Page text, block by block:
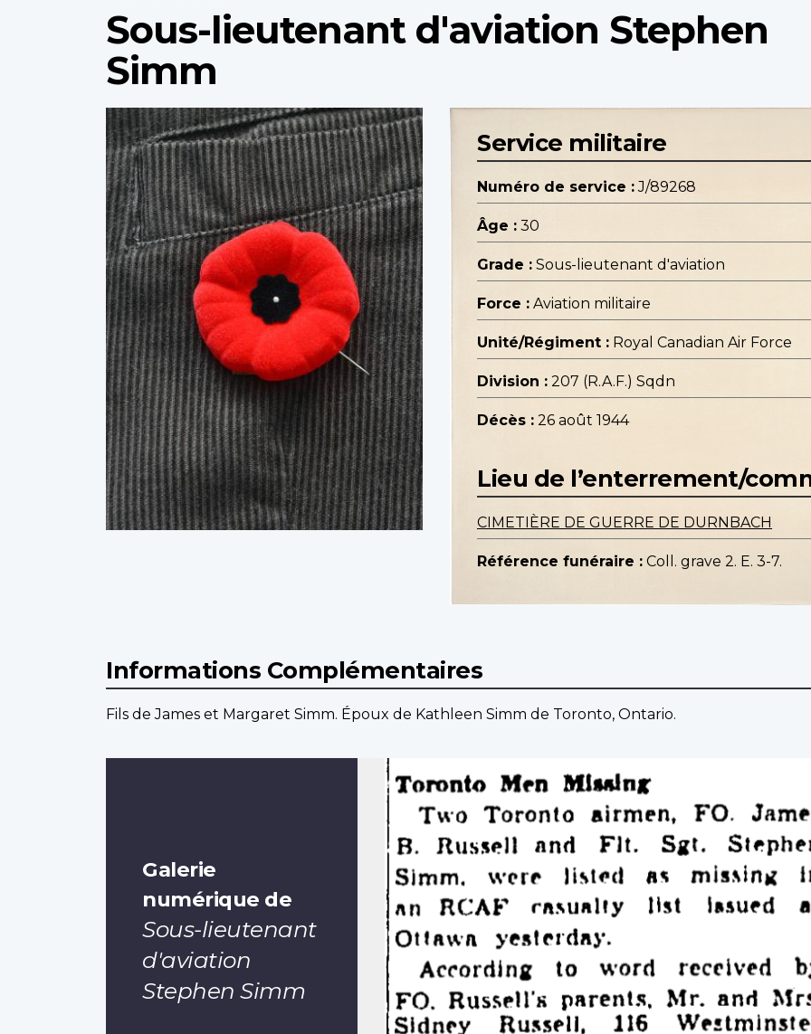
Sous-lieutenant d'aviation Stephen
Simm
Profile
image
Service militaire
Numéro de service : J/89268
Âge : 30
Grade : Sous-lieutenant d'aviation
Force : Aviation militaire
Unité/Régiment : Royal Canadian Air Force
Division : 207 (R.A.F.) Sqdn
Décès : 26 août 1944
Lieu de l’enterrement/
CIMETIÈRE DE GUERRE DE DURNBACH
Référence funéraire : Coll. grave 2. E. 3-7.
Informations Complémentaires
Fils de James et Margaret Simm. Époux de Kathleen Simm de Toronto, Ontario.
Galerie
numérique de
Sous-lieutenant
d'aviation
Stephen Simm